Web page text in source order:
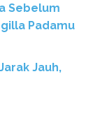
Sebelum
Padamu
Jauh,